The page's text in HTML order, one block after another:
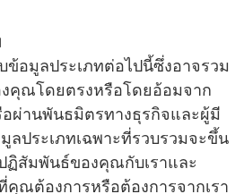
ข้อมูลประเภทต่อไปนี้ซึ่งอาจรวม
คุณโดยตรงหรือโดยอ้อมจาก
ผ่านพันธมิตรทางธุรกิจและผู้มี
ลประเภทเฉพาะที่รวบรวมจะขึ้น
ฏิสัมพันธ์ของคุณกับเราและ
ณต้องการหรือต้องการจากเรา